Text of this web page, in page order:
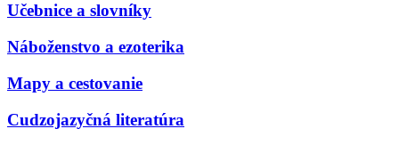
Učebnice a slovníky
Náboženstvo a ezoterika
Mapy a cestovanie
Cudzojazyčná literatúra